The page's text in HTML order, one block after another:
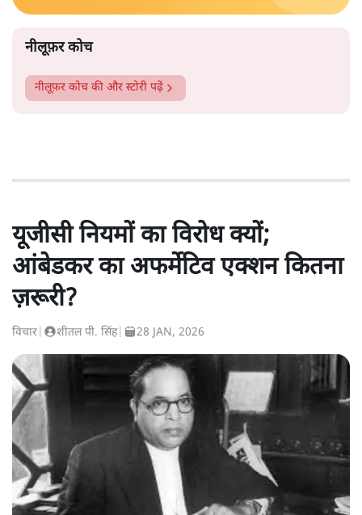
नीलूफ़र कोच
नीलूफ़र कोच की और स्टोरी पढ़ें
यूजीसी नियमों का विरोध क्यों;
आंबेडकर का अफर्मेटिव एक्शन कितना
ज़रूरी?
विचार शीतल पी. सिंह| 28 JAN, 2026